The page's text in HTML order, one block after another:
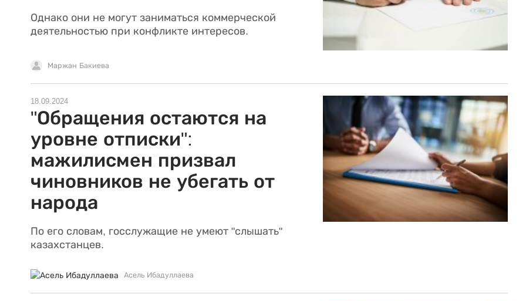
Однако они не могут заниматься коммерческой
деятельностью при конфликте интересов.
Маржан Бакиева
18.09.2024
"Обращения остаются на
уровне отписки":
мажилисмен призвал
чиновников не убегать от
народа
По его словам, госслужащие не умеют "слышать"
казахстанцев.
Асель Ибадуллаева